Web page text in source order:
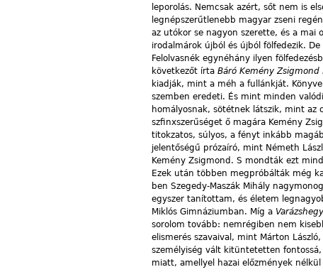
leporolás. Nemcsak azért, sőt nem is
legnépszerűtlenebb magyar zseni
az utókor se nagyon szerette, és a mai
irodalmárok újból és újból fölfedezik.
Felolvasnék egynéhány ilyen
következőt írta Báró Kemény
kiadják, mint a méh a fullánkját.
szemben eredeti. És mint minden
homályosnak, sötétnek látszik, mint
szfinxszerűséget ő magára Kemény
titokzatos, súlyos, a fényt inkább
jelentőségű prózaíró, mint Németh
Kemény Zsigmond. S mondták ezt
Ezek után többen megpróbálták még
ben Szegedy-Maszák Mihály
egyszer tanítottam, és életem
Miklós Gimnáziumban. Míg a Varázshegy
sorolom tovább: nemrégiben nem
elismerés szavaival, mint Márton
személyiség vált kitüntetetten
miatt, amellyel hazai előzmények